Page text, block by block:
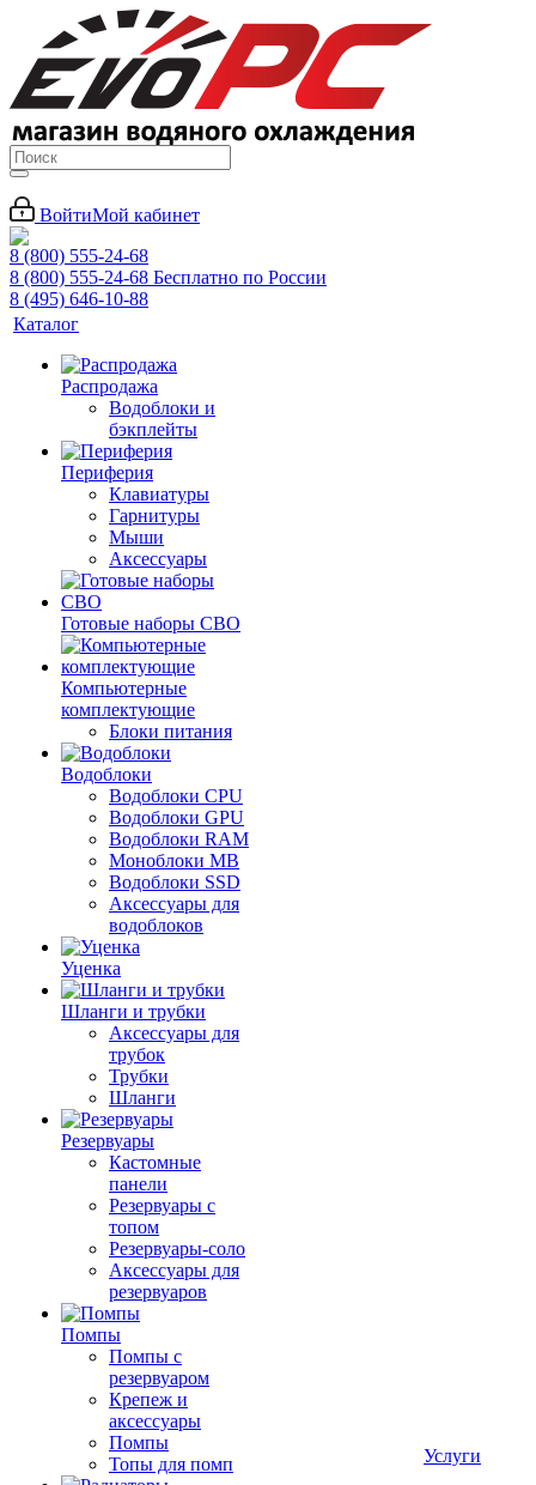
ВойтиМой кабинет
8 (800) 555-24-68
8 (800) 555-24-68 Бесплатно по России
8 (495) 646-10-88
Каталог
Распродажа
Водоблоки и
бэкплейты
Периферия
Клавиатуры
Гарнитуры
Мыши
Аксессуары
Готовые наборы СВО
Компьютерные
комплектующие
Блоки питания
Водоблоки
Водоблоки CPU
Водоблоки GPU
Водоблоки RAM
Моноблоки MB
Водоблоки SSD
Аксессуары для
водоблоков
Уценка
Шланги и трубки
Аксессуары для
трубок
Трубки
Шланги
Резервуары
Кастомные
панели
Резервуары с
топом
Резервуары-соло
Аксессуары для
резервуаров
Помпы
Помпы с
резервуаром
Крепеж и
аксессуары
Помпы
Топы для помп
Услуги